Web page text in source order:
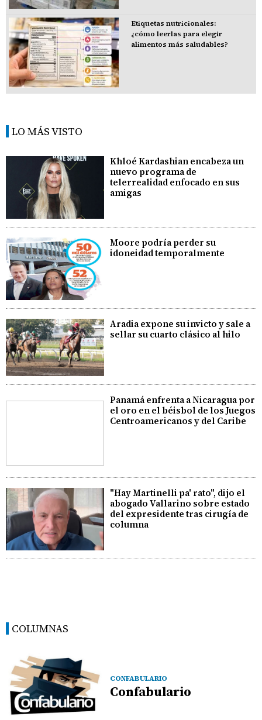
Etiquetas nutricionales:
¿cómo leerlas para elegir
alimentos más saludables?
LO MÁS VISTO
Khloé Kardashian encabeza un
nuevo programa de
telerrealidad enfocado en sus
amigas
Moore podría perder su
idoneidad temporalmente
Aradia expone su invicto y sale a
sellar su cuarto clásico al hilo
Panamá enfrenta a Nicaragua por
el oro en el béisbol de los Juegos
Centroamericanos y del Caribe
"Hay Martinelli pa' rato", dijo el
abogado Vallarino sobre estado
del expresidente tras cirugía de
columna
COLUMNAS
CONFABULARIO
Confabulario